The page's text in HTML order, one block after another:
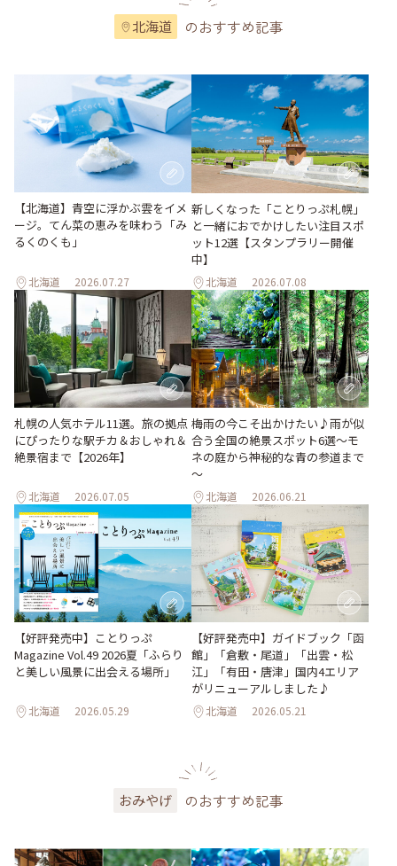
北海道 のおすすめ記事
【北海道】青空に浮かぶ雲をイメ
ージ。てん菜の恵みを味わう「み
るくのくも」
北海道 2026.07.27
新しくなった「ことりっぷ札幌」
と一緒におでかけしたい注目スポ
ット12選【スタンプラリー開催
中】
北海道 2026.07.08
札幌の人気ホテル11選。旅の拠点
にぴったりな駅チカ＆おしゃれ＆
絶景宿まで【2026年】
北海道 2026.07.05
梅雨の今こそ出かけたい♪雨が似
合う全国の絶景スポット6選～モ
ネの庭から神秘的な青の参道まで
～
北海道 2026.06.21
【好評発売中】ことりっぷ
Magazine Vol.49 2026夏「ふらり
と美しい風景に出会える場所」
北海道 2026.05.29
【好評発売中】ガイドブック「函
館」「倉敷・尾道」「出雲・松
江」「有田・唐津」国内4エリア
がリニューアルしました♪
北海道 2026.05.21
おみやげ のおすすめ記事